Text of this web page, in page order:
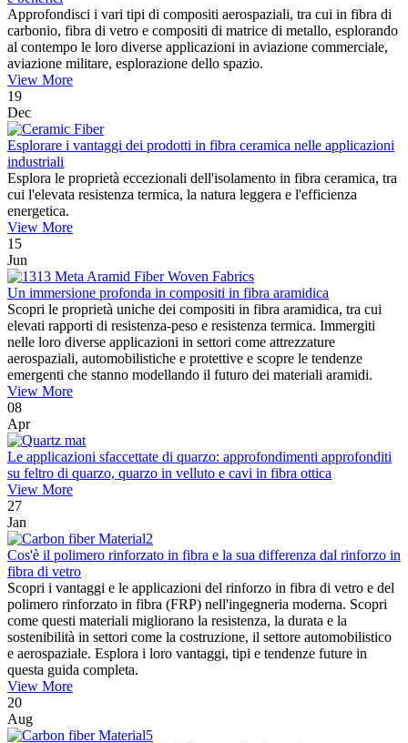
Approfondisci i vari tipi di compositi aerospaziali, tra cui in fibra di
carbonio, fibra di vetro e compositi di matrice di metallo, esplorando
al contempo le loro diverse applicazioni in aviazione commerciale,
aviazione militare, esplorazione dello spazio.
View More
19
Dec
Esplorare i vantaggi dei prodotti in fibra ceramica nelle applicazioni
industriali
Esplora le proprietà eccezionali dell'isolamento in fibra ceramica, tra
cui l'elevata resistenza termica, la natura leggera e l'efficienza
energetica.
View More
15
Jun
Un immersione profonda in compositi in fibra aramidica
Scopri le proprietà uniche dei compositi in fibra aramidica, tra cui
elevati rapporti di resistenza-peso e resistenza termica. Immergiti
nelle loro diverse applicazioni in settori come attrezzature
aerospaziali, automobilistiche e protettive e scopre le tendenze
emergenti che stanno modellando il futuro dei materiali aramidi.
View More
08
Apr
Le applicazioni sfaccettate di quarzo: approfondimenti approfonditi
su feltro di quarzo, quarzo in velluto e cavi in ​​fibra ottica
View More
27
Jan
Cos'è il polimero rinforzato in fibra e la sua differenza dal rinforzo in
fibra di vetro
Scopri i vantaggi e le applicazioni del rinforzo in fibra di vetro e del
polimero rinforzato in fibra (FRP) nell'ingegneria moderna. Scopri
come questi materiali migliorano la resistenza, la durata e la
sostenibilità in settori come la costruzione, il settore automobilistico
e aerospaziale. Esplora i loro vantaggi, tipi e tendenze future in
questa guida completa.
View More
20
Aug